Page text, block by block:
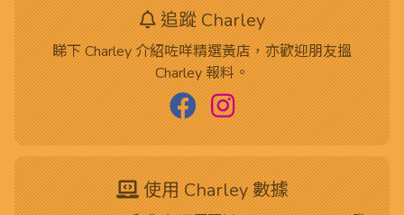
追蹤 Charley
睇下 Charley 介紹咗咩精選黃店，亦歡迎朋友搵
Charley 報料。
使用 Charley 數據